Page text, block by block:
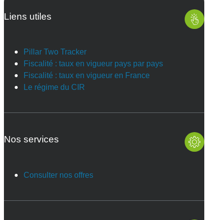
Liens utiles
Pillar Two Tracker
Fiscalité : taux en vigueur pays par pays
Fiscalité : taux en vigueur en France
Le régime du CIR
Nos services
Consulter nos offres